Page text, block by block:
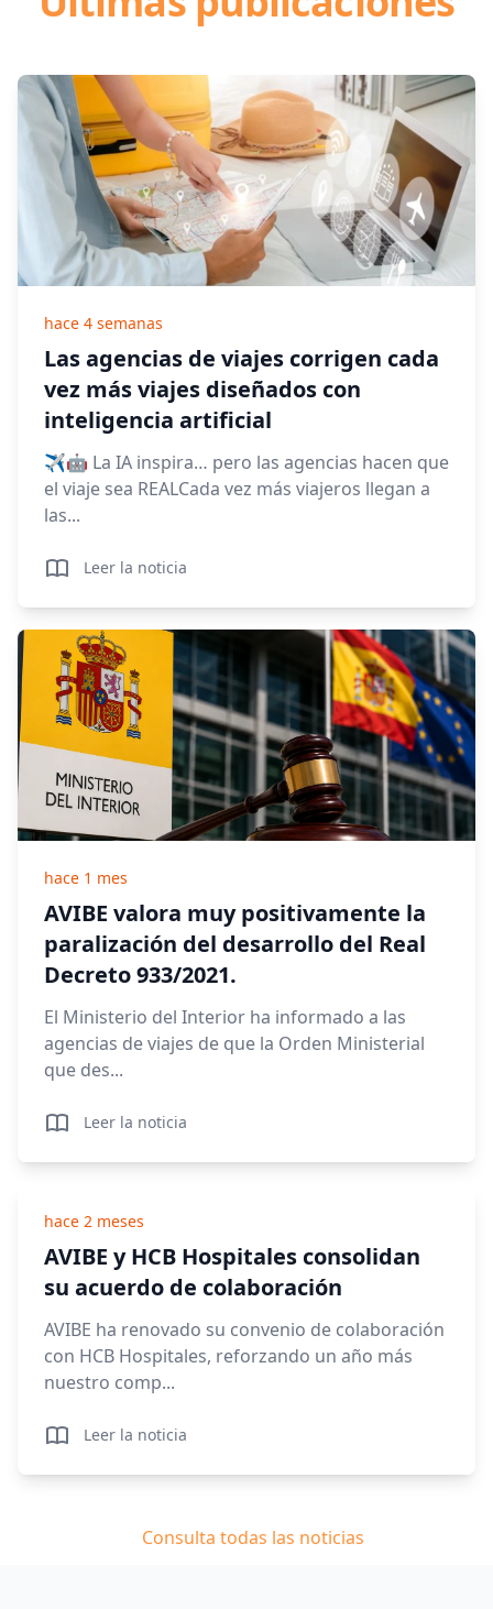
hace 4 semanas
Las agencias de viajes corrigen cada
vez más viajes diseñados con
inteligencia artificial
✈️🤖 La IA inspira… pero las agencias hacen que
el viaje sea REALCada vez más viajeros llegan a
las...
Leer la noticia
hace 1 mes
AVIBE valora muy positivamente la
paralización del desarrollo del Real
Decreto 933/2021.
El Ministerio del Interior ha informado a las
agencias de viajes de que la Orden Ministerial
que des...
Leer la noticia
hace 2 meses
AVIBE y HCB Hospitales consolidan
su acuerdo de colaboración
AVIBE ha renovado su convenio de colaboración
con HCB Hospitales, reforzando un año más
nuestro comp...
Leer la noticia
Consulta todas las noticias